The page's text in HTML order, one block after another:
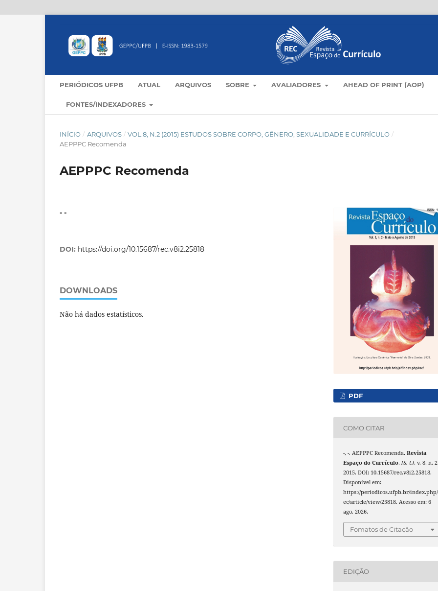
PERIÓDICOS UFPB ATUAL ARQUIVOS SOBRE AVALIADORES AHEAD OF PRINT (AOP)
FONTES/INDEXADORES
INÍCIO / ARQUIVOS / VOL.8, N.2 (2015) ESTUDOS SOBRE CORPO, GÊNERO, SEXUALIDADE E CURRÍCULO /
AEPPPC Recomenda
AEPPPC Recomenda
- -
DOI: https://doi.org/10.15687/rec.v8i2.25818
DOWNLOADS
Não há dados estatísticos.
PDF
COMO CITAR
-, -. AEPPPC Recomenda.Revista
Espaço do Currículo,[S. l.], v. 8, n. 2,
2015. DOI: 10.15687/rec.v8i2.25818.
Disponível em:
https://periodicos.ufpb.br/
ec/article/view/25818. Acesso em: 6
ago. 2026.
Fomatos de Citação
EDIÇÃO